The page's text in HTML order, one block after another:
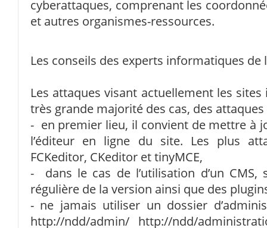
cyberattaques, comprenant les
et autres organismes-ressources.
Les conseils des experts informatiques de
Les attaques visant actuellement les
très grande majorité des cas, des
- en premier lieu, il convient de mettre à
l’éditeur en ligne du site. Les plus
FCKeditor, CKeditor et tinyMCE,
- dans le cas de l’utilisation d’un CMS,
régulière de la version ainsi que des
- ne jamais utiliser un dossier
http://ndd/admin/ http://ndd/